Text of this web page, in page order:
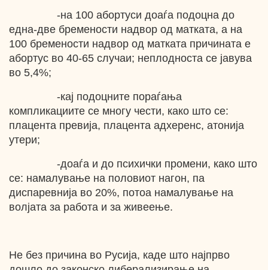
-на 100 абортуси доаѓа подоцна до
една-две бремености надвор од матката, а на
100 бремености надвор од матката причината е
абортус во 40-65 случаи; неплодноста се јавува
во 5,4%;
-кај подоцните пораѓања
компликациите се многу чести, како што се:
плацента превија, плацента адхеренс, атонија
утери;
-доаѓа и до психички промени, како што
се: намалување на половиот нагон, па
диспаревнија во 20%, потоа намалување на
волјата за работа и за живеење.
Не без причина во Русија, каде што најпрво